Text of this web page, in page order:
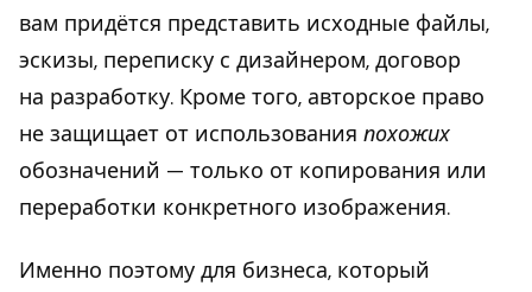
вам придётся представить исходные файлы,
эскизы, переписку с дизайнером, договор
на разработку. Кроме того, авторское право
не защищает от использования похожих
обозначений — только от копирования или
переработки конкретного изображения.
Именно поэтому для бизнеса, который